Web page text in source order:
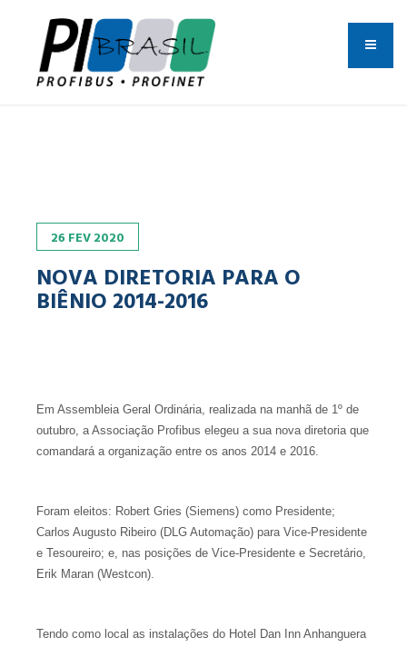
26 FEV2020
NOVA DIRETORIA PARA O
BIÊNIO 2014-2016
Em Assembleia Geral Ordinária, realizada na manhã de 1º de
outubro, a Associação Profibus elegeu a sua nova diretoria que
comandará a organização entre os anos 2014 e 2016.
Foram eleitos: Robert Gries (Siemens) como Presidente;
Carlos Augusto Ribeiro (DLG Automação) para Vice-Presidente
e Tesoureiro; e, nas posições de Vice-Presidente e Secretário,
Erik Maran (Westcon).
Tendo como local as instalações do Hotel Dan Inn Anhanguera